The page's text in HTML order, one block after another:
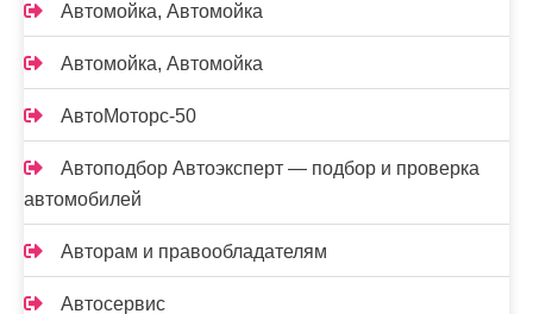
Автомойка, Автомойка
Автомойка, Автомойка
АвтоМоторс-50
Автоподбор Автоэксперт — подбор и проверка
автомобилей
Авторам и правообладателям
Автосервис